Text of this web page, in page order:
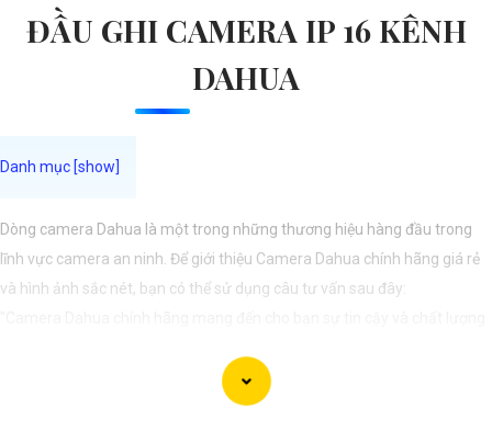
ĐẦU GHI CAMERA IP 16 KÊNH
DAHUA
Dòng camera Dahua là một trong những thương hiệu hàng đầu trong
lĩnh vực camera an ninh. Để giới thiệu Camera Dahua chính hãng giá rẻ
và hình ảnh sắc nét, bạn có thể sử dụng câu tư vấn sau đây:
này hứa hẹn đáp ứng mọi nhu cầu giám sát của bạn. Đừng ngần ngại
trải nghiệm sự ổn định và chất lượng vượt trội của Camera Dahua chính